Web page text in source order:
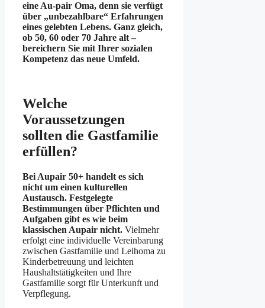
eine Au-pair Oma, denn sie verfügt
über „unbezahlbare“ Erfahrungen
eines gelebten Lebens. Ganz gleich,
ob 50, 60 oder 70 Jahre alt –
bereichern Sie mit Ihrer sozialen
Kompetenz das neue Umfeld.
Welche
Voraussetzungen
sollten die Gastfamilie
erfüllen?
Bei Aupair 50+ handelt es sich
nicht um einen kulturellen
Austausch. Festgelegte
Bestimmungen über Pflichten und
Aufgaben gibt es wie beim
klassischen Aupair nicht. Vielmehr
erfolgt eine individuelle Vereinbarung
zwischen Gastfamilie und Leihoma zu
Kinderbetreuung und leichten
Haushaltstätigkeiten und Ihre
Gastfamilie sorgt für Unterkunft und
Verpflegung.